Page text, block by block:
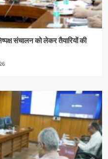
संचालन को लेकर तैयारियों की